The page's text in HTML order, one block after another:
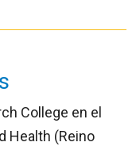
College en el
Health (Reino